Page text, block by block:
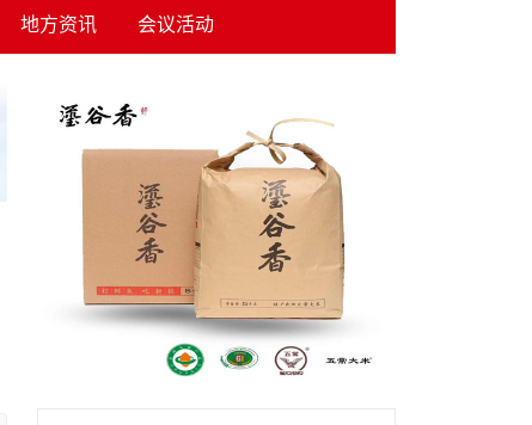
地方资讯 会议活动